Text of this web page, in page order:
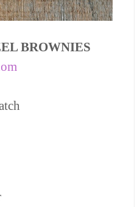
BROWNIES